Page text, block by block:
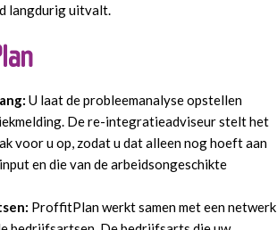
langdurig uitvalt.
U laat de probleemanalyse opstellen
De re-integratieadviseur stelt het
voor u op, zodat u dat alleen nog hoeft aan
en die van de arbeidsongeschikte
ProffitPlan werkt samen met een netwerk